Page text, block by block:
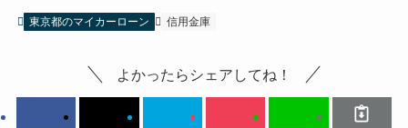
東京都のマイカーローン 信用金庫
よかったらシェアしてね！